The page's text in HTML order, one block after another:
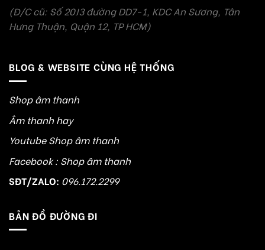
(Đ/C cũ: Số 20J3 đường DD7-1, KDC An Sương, Tân
Hưng Thuận, Quận 12, TP HCM)
BLOG & WEBSITE CÙNG HỆ THỐNG
Shop âm thanh
Âm thanh hay
Youtube Shop âm thanh
Facebook : Shop âm thanh
SĐT/ZALO: 096.172.2299
BẢN ĐỒ ĐƯỜNG ĐI